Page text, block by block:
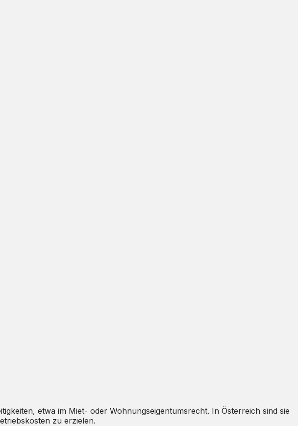
etwa im Miet- oder Wohnungseigentumsrecht. In Österreich sind sie
zu erzielen.